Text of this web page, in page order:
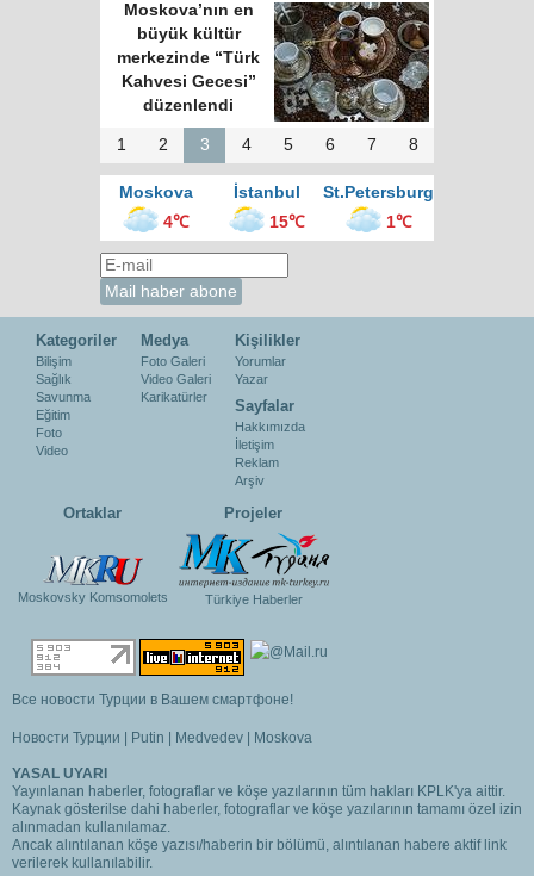
Moskova’nın en
büyük kültür
merkezinde “Türk
Kahvesi Gecesi”
düzenlendi
1 2 3 4 5 6 7 8
Moskova İstanbul
St.Petersburg
4℃
15℃ 1℃
Kategoriler
Bilişim
Sağlık
Savunma
Eğitim
Foto
Video
Medya
Foto Galeri
Video Galeri
Karikatürler
Kişilikler
Yorumlar
Yazar
Sayfalar
Hakkımızda
İletişim
Reklam
Arşiv
Ortaklar
Moskovsky Komsomolets
Projeler
Türkiye Haberler
Все новости Турции в Вашем смартфоне!
Новости Турции Putin Medvedev Moskova
YASAL UYARI
Yayınlanan haberler, fotograflar ve köşe yazılarının tüm hakları KPLK'ya aittir.
Kaynak gösterilse dahi haberler, fotograflar ve köşe yazılarının tamamı özel izin
alınmadan kullanılamaz.
Ancak alıntılanan köşe yazısı/haberin bir bölümü, alıntılanan habere aktif link
verilerek kullanılabilir.